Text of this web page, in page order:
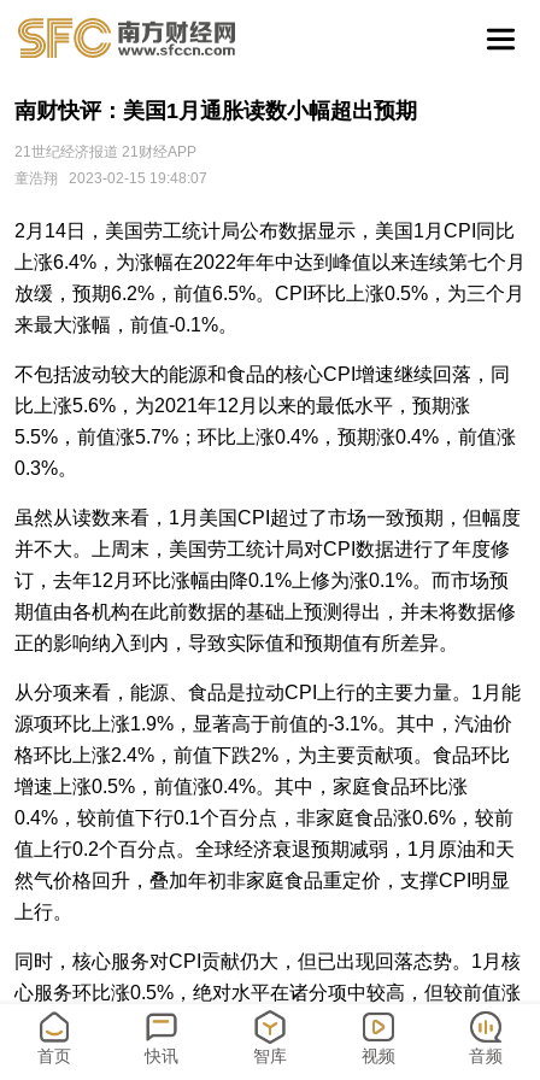
南财快评：美国1月通胀读数小幅超出预期
21世纪经济报道 21财经APP
童浩翔
2023-02-15 19:48:07
2月14日，美国劳工统计局公布数据显示，美国1月CPI同比
上涨6.4%，为涨幅在2022年年中达到峰值以来连续第七个月
放缓，预期6.2%，前值6.5%。CPI环比上涨0.5%，为三个月
来最大涨幅，前值-0.1%。
不包括波动较大的能源和食品的核心CPI增速继续回落，同
比上涨5.6%，为2021年12月以来的最低水平，预期涨
5.5%，前值涨5.7%；环比上涨0.4%，预期涨0.4%，前值涨
0.3%。
虽然从读数来看，1月美国CPI超过了市场一致预期，但幅度
并不大。上周末，美国劳工统计局对CPI数据进行了年度修
订，去年12月环比涨幅由降0.1%上修为涨0.1%。而市场预
期值由各机构在此前数据的基础上预测得出，并未将数据修
正的影响纳入到内，导致实际值和预期值有所差异。
从分项来看，能源、食品是拉动CPI上行的主要力量。1月能
源项环比上涨1.9%，显著高于前值的-3.1%。其中，汽油价
格环比上涨2.4%，前值下跌2%，为主要贡献项。食品环比
增速上涨0.5%，前值涨0.4%。其中，家庭食品环比涨
0.4%，较前值下行0.1个百分点，非家庭食品涨0.6%，较前
值上行0.2个百分点。全球经济衰退预期减弱，1月原油和天
然气价格回升，叠加年初非家庭食品重定价，支撑CPI明显
上行。
同时，核心服务对CPI贡献仍大，但已出现回落态势。1月核
心服务环比涨0.5%，绝对水平在诸分项中较高，但较前值涨
0.6%出现回落。核心服务回落，主因住宅项环比开始小幅回
落，环比涨0.7%，前值涨0.8%。其中，主要住所租金和业主
首页 快讯 智库 视频 音频